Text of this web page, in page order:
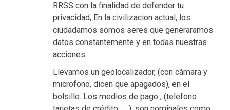
RRSS con la finalidad de defender tu
privacidad, En la civilizacion actual, los
ciudadamos somos seres que generaramos
datos constantemente y en todas nuestras
acciones.
Llevamos un geolocalizador, (con cámara y
microfono, dicen que apagados), en el
bolsillo. Los medios de pago ; (telefono